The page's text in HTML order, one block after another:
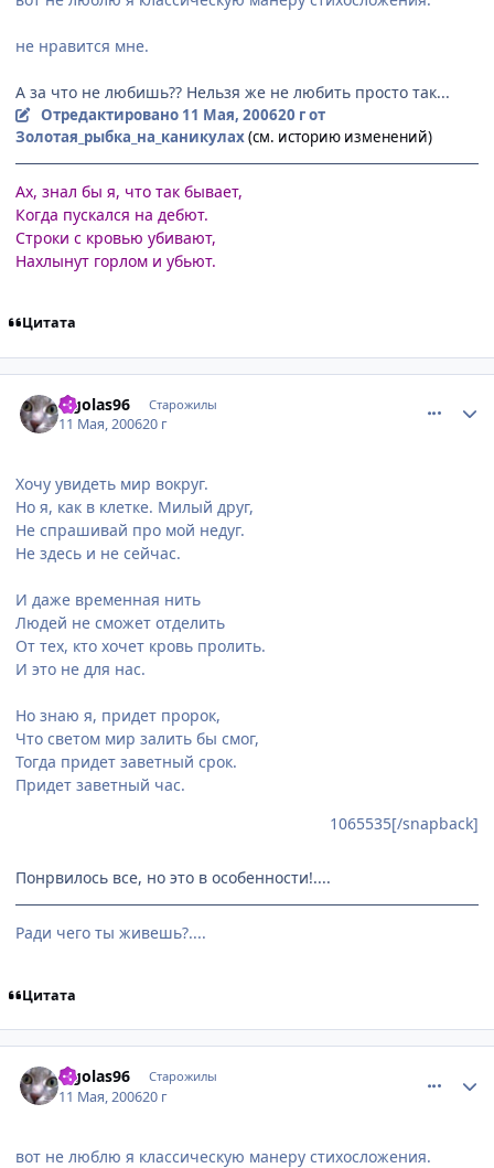
не нравится мне.
А за что не любишь?? Нельзя же не любить просто так...
Отредактировано 11 Мая, 200620 гот
Золотая_рыбка_на_каникулах(см. историю изменений)
Ах, знал бы я, что так бывает,
Когда пускался на дебют.
Строки с кровью убивают,
Нахлынут горлом и убьют.
Цитата
legolas96 Старожилы
11 Мая, 200620 г
Хочу увидеть мир вокруг.
Но я, как в клетке. Милый друг,
Не спрашивай про мой недуг.
Не здесь и не сейчас.
И даже временная нить
Людей не сможет отделить
От тех, кто хочет кровь пролить.
И это не для нас.
Но знаю я, придет пророк,
Что светом мир залить бы смог,
Тогда придет заветный срок.
Придет заветный час.
1065535[/snapback]
Понрвилось все, но это в особенности!....
Ради чего ты живешь?....
Цитата
legolas96 Старожилы
11 Мая, 200620 г
вот не люблю я классическую манеру стихосложения.